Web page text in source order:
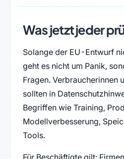
Was jetzt jeder
Solange der EU-Entwurf
geht es nicht um Panik,
Fragen. Verbraucherinnen
sollten in
Begriffen wie Training,
Modellverbesserung,
Tools.